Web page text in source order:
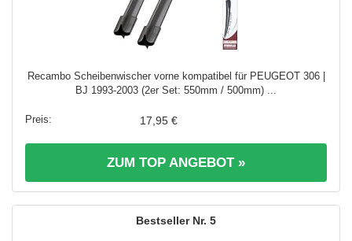
Recambo Scheibenwischer vorne kompatibel für PEUGEOT 306 |
BJ 1993-2003 (2er Set: 550mm / 500mm) ...
17,95 €
ZUM TOP ANGEBOT »
5